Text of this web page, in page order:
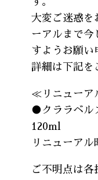
大変ご迷惑を
ーアルまで今
すようお願い
詳細は下記を
≪リニューア
●クララベル
120ml
リニューアル
ご不明点は各